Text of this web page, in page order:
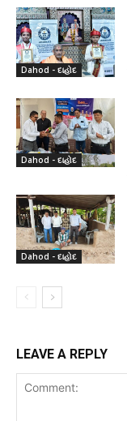
Dahod - દાહોદ
Dahod - દાહોદ
Dahod - દાહોદ
LEAVE A REPLY